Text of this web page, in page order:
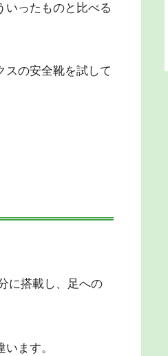
いったものと比べる
スの安全靴を試して
に搭載し、足への
ます。